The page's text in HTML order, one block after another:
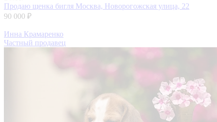
Продаю щенка бигля Москва, Новорогожская улица, 22
90 000 ₽
Инна Крамаренко
Частный продавец